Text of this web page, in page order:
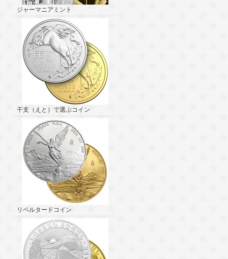
ジャーマニアミント
干支（えと）で選ぶコイン
リベルタードコイン